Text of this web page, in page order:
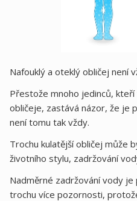
Nafouklý a oteklý obličej není
Přestože mnoho jedinců,
obličeje, zastává názor, že je
není tomu tak vždy.
Trochu kulatější obličej může
životního stylu, zadržování
Nadměrné zadržování vody
trochu více pozornosti,